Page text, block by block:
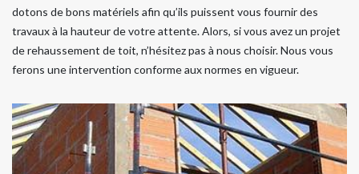
dotons de bons matériels afin qu’ils puissent vous fournir des
travaux à la hauteur de votre attente. Alors, si vous avez un projet
de rehaussement de toit, n’hésitez pas à nous choisir. Nous vous
ferons une intervention conforme aux normes en vigueur.